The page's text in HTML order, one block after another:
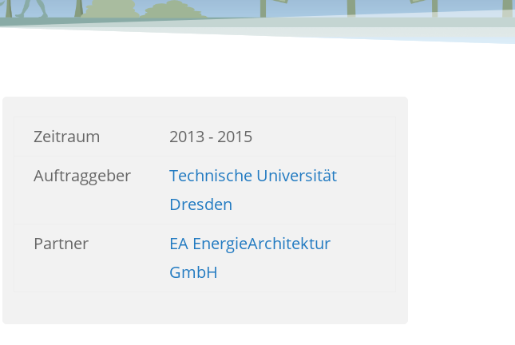
Zeitraum
2013 - 2015
Auftraggeber
Technische Universität
Dresden
Partner
EA EnergieArchitektur
GmbH